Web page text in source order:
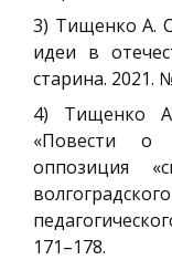
3) Тищенко А.
идеи в
старина. 2021.
4) Тищенко
«Повести о
оппозиция
171–178.